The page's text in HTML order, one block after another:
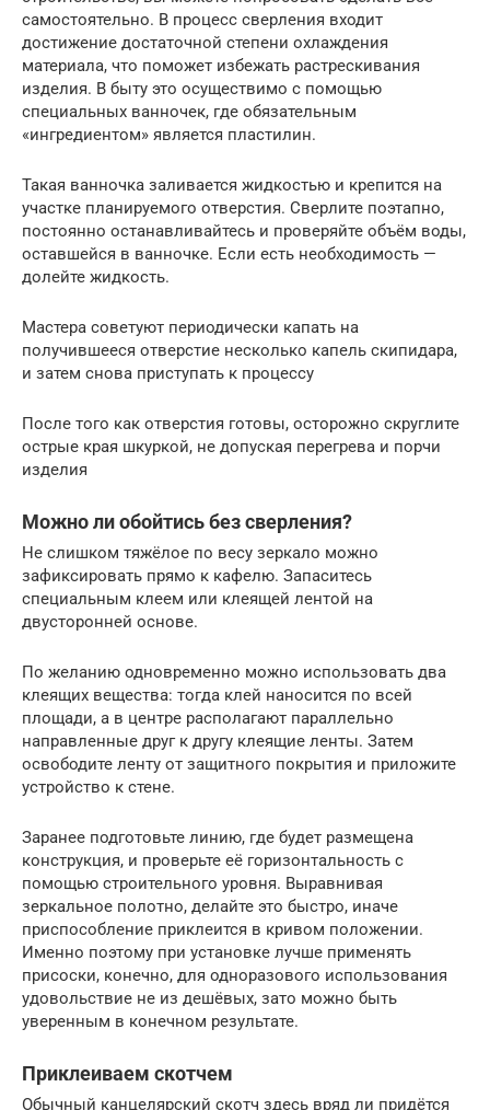
самостоятельно. В процесс сверления входит
достижение достаточной степени охлаждения
материала, что поможет избежать растрескивания
изделия. В быту это осуществимо с помощью
специальных ванночек, где обязательным
«ингредиентом» является пластилин.
Такая ванночка заливается жидкостью и крепится на
участке планируемого отверстия. Сверлите поэтапно,
постоянно останавливайтесь и проверяйте объём воды,
оставшейся в ванночке. Если есть необходимость —
долейте жидкость.
Мастера советуют периодически капать на
получившееся отверстие несколько капель скипидара,
и затем снова приступать к процессу
После того как отверстия готовы, осторожно скруглите
острые края шкуркой, не допуская перегрева и порчи
изделия
Можно ли обойтись без сверления?
Не слишком тяжёлое по весу зеркало можно
зафиксировать прямо к кафелю. Запаситесь
специальным клеем или клеящей лентой на
двусторонней основе.
По желанию одновременно можно использовать два
клеящих вещества: тогда клей наносится по всей
площади, а в центре располагают параллельно
направленные друг к другу клеящие ленты. Затем
освободите ленту от защитного покрытия и приложите
устройство к стене.
Заранее подготовьте линию, где будет размещена
конструкция, и проверьте её горизонтальность с
помощью строительного уровня. Выравнивая
зеркальное полотно, делайте это быстро, иначе
приспособление приклеится в кривом положении.
Именно поэтому при установке лучше применять
присоски, конечно, для одноразового использования
удовольствие не из дешёвых, зато можно быть
уверенным в конечном результате.
Приклеиваем скотчем
Обычный канцелярский скотч здесь вряд ли придётся